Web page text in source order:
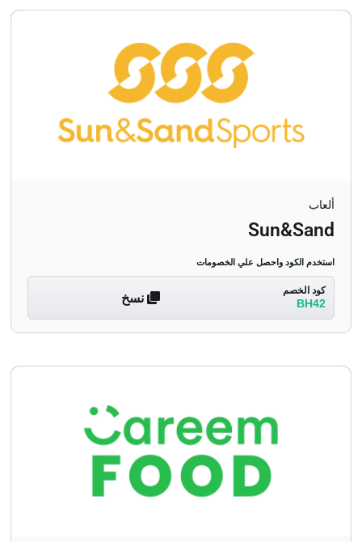
ألعاب
Sun&Sand
استخدم الكود واحصل علي الخصومات
كود الخصم
BH42